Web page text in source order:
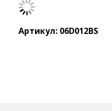
Артикул: 06D012BS